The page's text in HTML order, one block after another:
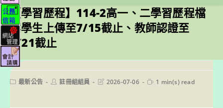
【學習歷程】114-2高一、二學習歷程檔
案學生上傳至7/15截止、教師認證至
7/21截止
Post最新公告
Post註冊組組員
Post2026-07-06
Reading
1 min(s) read